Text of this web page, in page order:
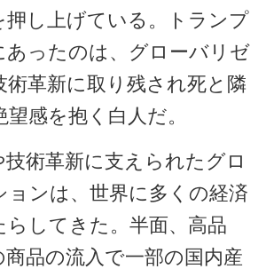
押し上げている。トランプ
あったのは、グローバリゼ
術革新に取り残され死と隣
感を抱く白人だ。
術革新に支えられたグロ
ョンは、世界に多くの経済
らしてきた。半面、高品
商品の流入で一部の国内産